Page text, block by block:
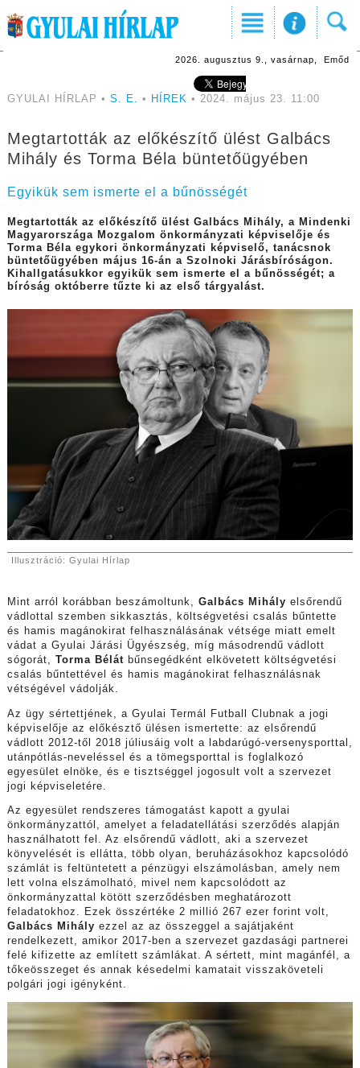
2026. augusztus 9., vasárnap, Emőd
GYULAI HÍRLAP • S. E. • HÍREK • 2024. május 23. 11:00
Megtartották az előkészítő ülést Galbács
Mihály és Torma Béla büntetőügyében
Egyikük sem ismerte el a bűnösségét
Megtartották az előkészítő ülést Galbács Mihály, a Mindenki
Magyarországa Mozgalom önkormányzati képviselője és
Torma Béla egykori önkormányzati képviselő, tanácsnok
büntetőügyében május 16-án a Szolnoki Járásbíróságon.
Kihallgatásukkor egyikük sem ismerte el a bűnösségét; a
bíróság októberre tűzte ki az első tárgyalást.
Illusztráció: Gyulai Hírlap
Mint arról korábban beszámoltunk, Galbács Mihály elsőrendű
vádlottal szemben sikkasztás, költségvetési csalás bűntette
és hamis magánokirat felhasználásának vétsége miatt emelt
vádat a Gyulai Járási Ügyészség, míg másodrendű vádlott
sógorát, Torma Bélátbűnsegédként elkövetett költségvetési
csalás bűntettével és hamis magánokirat felhasználásnak
vétségével vádolják.
Az ügy sértettjének, a Gyulai Termál Futball Clubnak a jogi
képviselője az előkésztő ülésen ismertette: az elsőrendű
vádlott 2012-től 2018 júliusáig volt a labdarúgó-versenysporttal,
utánpótlás-neveléssel és a tömegsporttal is foglalkozó
egyesület elnöke, és e tisztséggel jogosult volt a szervezet
jogi képviseletére.
Az egyesület rendszeres támogatást kapott a gyulai
önkormányzattól, amelyet a feladatellátási szerződés alapján
használhatott fel. Az elsőrendű vádlott, aki a szervezet
könyvelését is ellátta, több olyan, beruházásokhoz kapcsolódó
számlát is feltüntetett a pénzügyi elszámolásban, amely nem
lett volna elszámolható, mivel nem kapcsolódott az
önkormányzattal kötött szerződésben meghatározott
feladatokhoz. Ezek összértéke 2 millió 267 ezer forint volt,
Galbács Mihály ezzel az az összeggel a sajátjaként
rendelkezett, amikor 2017-ben a szervezet gazdasági partnerei
felé kifizette az említett számlákat. A sértett, mint magánfél, a
tőkeösszeget és annak késedelmi kamatait visszaköveteli
polgári jogi igényként.